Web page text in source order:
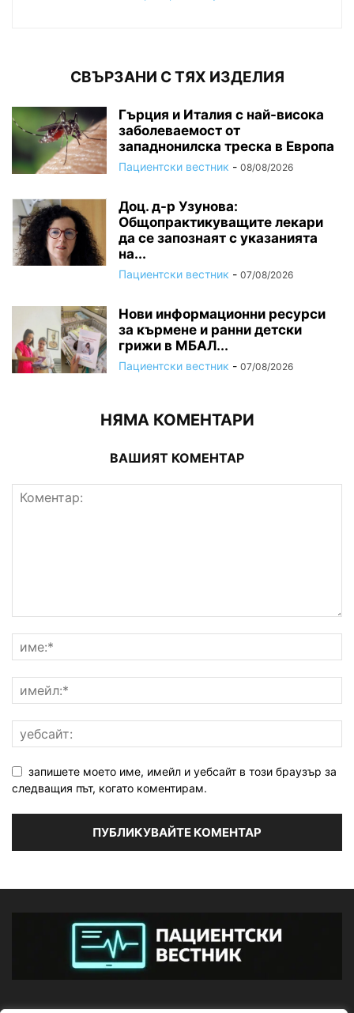
СВЪРЗАНИ С ТЯХ ИЗДЕЛИЯ
Гърция и Италия с най-висока
заболеваемост от
западнонилска треска в Европа
Пациентски вестник - 08/08/2026
Доц. д-р Узунова:
Общопрактикуващите лекари
да се запознаят с указанията
на...
Пациентски вестник - 07/08/2026
Нови информационни ресурси
за кърмене и ранни детски
грижи в МБАЛ...
Пациентски вестник - 07/08/2026
НЯМА КОМЕНТАРИ
ВАШИЯТ КОМЕНТАР
запишете моето име, имейл и уебсайт в този браузър за
следващия път, когато коментирам.